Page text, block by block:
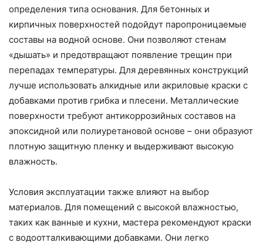
определения типа основания. Для бетонных и
кирпичных поверхностей подойдут паропроницаемые
составы на водной основе. Они позволяют стенам
«дышать» и предотвращают появление трещин при
перепадах температуры. Для деревянных конструкций
лучше использовать алкидные или акриловые краски с
добавками против грибка и плесени. Металлические
поверхности требуют антикоррозийных составов на
эпоксидной или полиуретановой основе – они образуют
плотную защитную пленку и выдерживают высокую
влажность.
Условия эксплуатации также влияют на выбор
материалов. Для помещений с высокой влажностью,
таких как ванные и кухни, мастера рекомендуют краски
с водоотталкивающими добавками. Они легко